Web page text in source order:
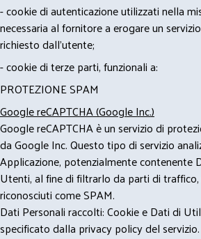
- cookie di autenticazione utilizzati nella
necessaria al fornitore a erogare un
richiesto dall'utente;
- cookie di terze parti, funzionali a:
PROTEZIONE SPAM
Google reCAPTCHA (Google Inc.)
Google reCAPTCHA è un servizio di
da Google Inc. Questo tipo di servizio
Applicazione, potenzialmente contenente
Utenti, al fine di filtrarlo da parti di
riconosciuti come SPAM.
Dati Personali raccolti: Cookie e Dati di
specificato dalla privacy policy del servizio.